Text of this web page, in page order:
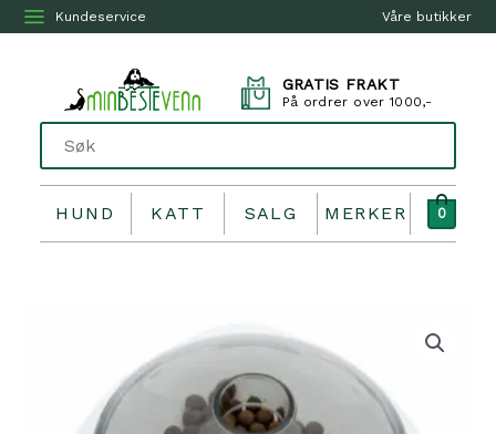
Våre butikker
Kundeservice
GRATIS FRAKT
På ordrer over 1000,-
HUND KATT SALG MERKER 0